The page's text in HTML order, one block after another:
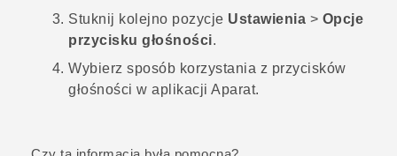
Stuknij kolejno pozycje Ustawienia > Opcje
przycisku głośności.
Wybierz sposób korzystania z przycisków
głośności w aplikacji Aparat.